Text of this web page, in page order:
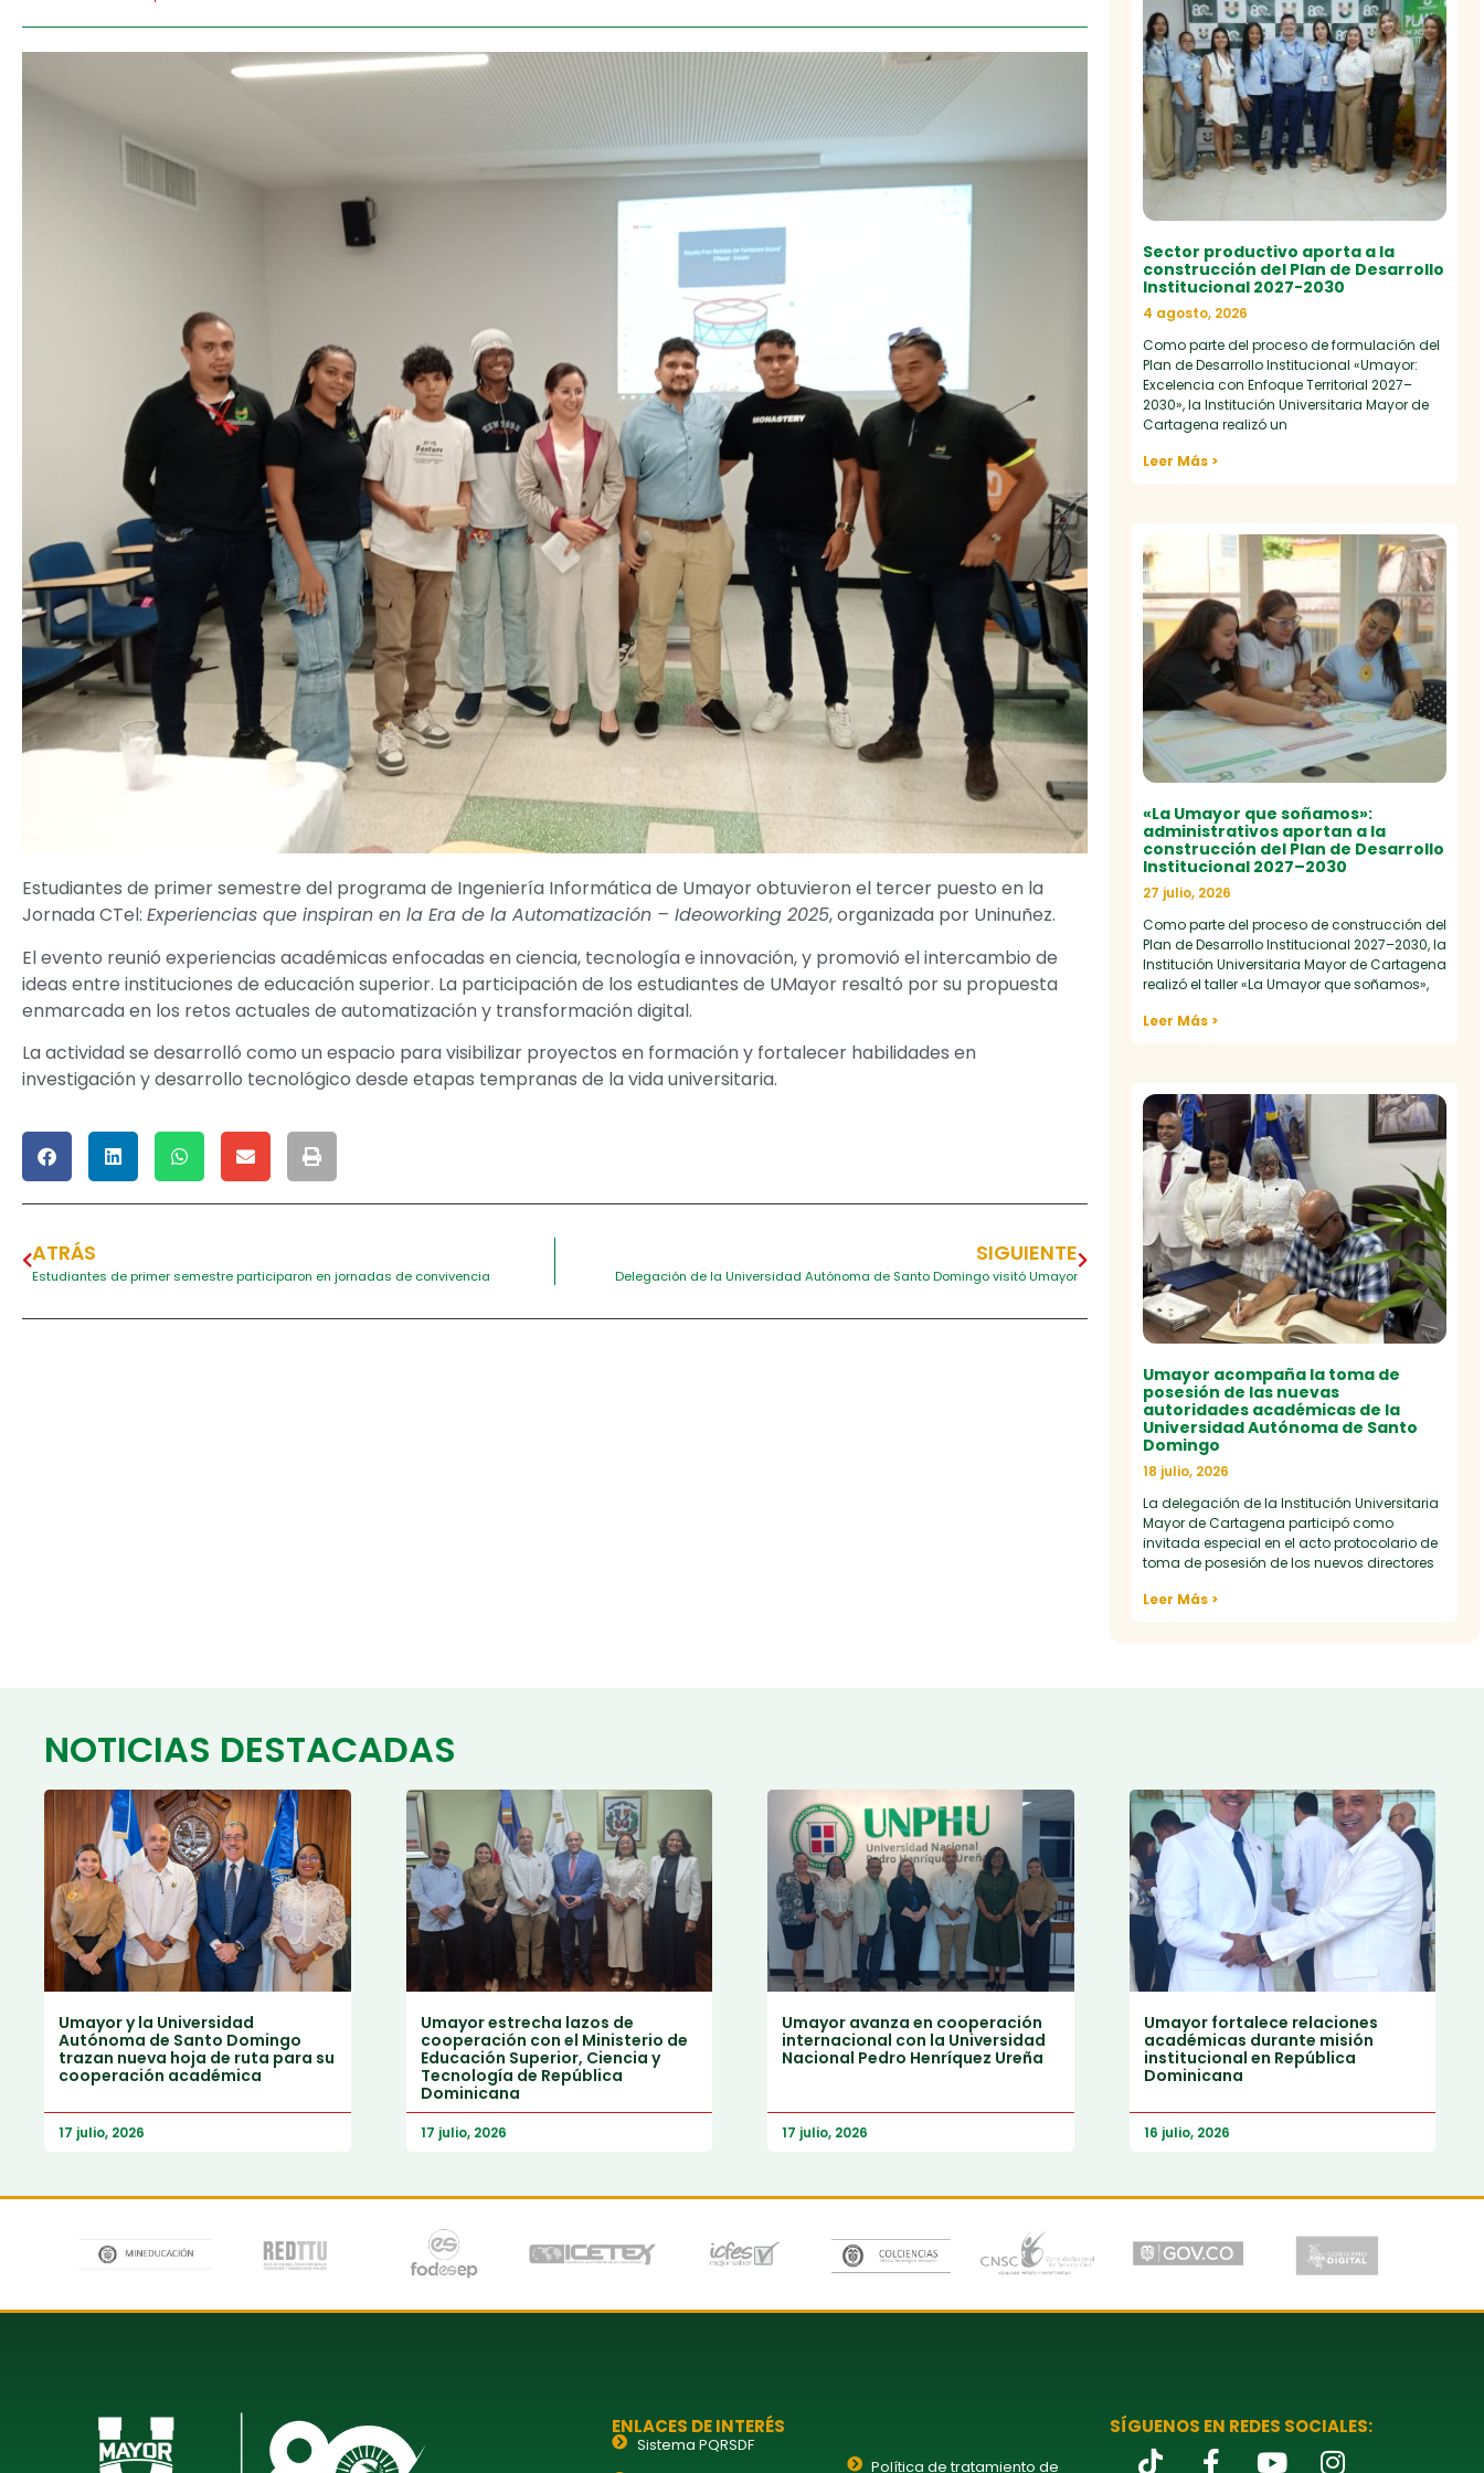
Estudiantes de primer semestre del programa de Ingeniería Informática de Umayor obtuvieron el tercer puesto en la
Jornada CTel: Experiencias que inspiran en la Era de la Automatización – Ideoworking 2025, organizada por Uninuñez.
El evento reunió experiencias académicas enfocadas en ciencia, tecnología e innovación, y promovió el intercambio de
ideas entre instituciones de educación superior. La participación de los estudiantes de UMayor resaltó por su propuesta
enmarcada en los retos actuales de automatización y transformación digital.
La actividad se desarrolló como un espacio para visibilizar proyectos en formación y fortalecer habilidades en
investigación y desarrollo tecnológico desde etapas tempranas de la vida universitaria.
ATRÁS
Estudiantes de primer semestre participaron en jornadas de convivencia
SIGUIENTE
Delegación de la Universidad Autónoma de Santo Domingo visitó Umayor
Sector productivo aporta a la
construcción del Plan de Desarrollo
Institucional 2027-2030
4 agosto, 2026
Como parte del proceso de formulación del
Plan de Desarrollo Institucional «Umayor:
Excelencia con Enfoque Territorial 2027–
2030», la Institución Universitaria Mayor de
Cartagena realizó un
Leer Más >
«La Umayor que soñamos»:
administrativos aportan a la
construcción del Plan de Desarrollo
Institucional 2027–2030
27 julio, 2026
Como parte del proceso de construcción del
Plan de Desarrollo Institucional 2027–2030, la
Institución Universitaria Mayor de Cartagena
realizó el taller «La Umayor que soñamos»,
Leer Más >
Umayor acompaña la toma de
posesión de las nuevas
autoridades académicas de la
Universidad Autónoma de Santo
Domingo
18 julio, 2026
La delegación de la Institución Universitaria
Mayor de Cartagena participó como
invitada especial en el acto protocolario de
toma de posesión de los nuevos directores
Leer Más >
NOTICIAS DESTACADAS
Umayor y la Universidad
Autónoma de Santo Domingo
trazan nueva hoja de ruta para su
cooperación académica
17 julio, 2026
Umayor estrecha lazos de
cooperación con el Ministerio de
Educación Superior, Ciencia y
Tecnología de República
Dominicana
17 julio, 2026
Umayor avanza en cooperación
internacional con la Universidad
Nacional Pedro Henríquez Ureña
17 julio, 2026
Umayor fortalece relaciones
académicas durante misión
institucional en República
Dominicana
16 julio, 2026
ENLACES DE INTERÉS
Sistema PQRSDF
Política de tratamiento de
SÍGUENOS EN REDES SOCIALES: